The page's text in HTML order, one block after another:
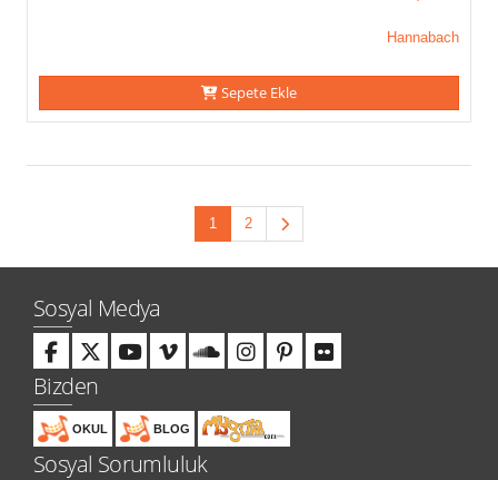
Hannabach
Sepete Ekle
1 2
Sosyal Medya
Bizden
OKUL BLOG
Sosyal Sorumluluk